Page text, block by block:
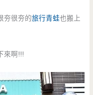
夯很夯的旅行青蛙也搬上
來啊!!!